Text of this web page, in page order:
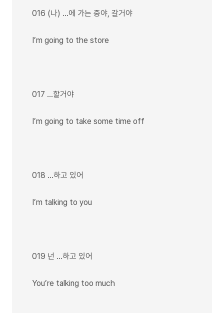
016 (나) …에 가는 중야, 갈거야
I’m going to the store
017 …할거야
I’m going to take some time off
018 …하고 있어
I’m talking to you
019 넌 …하고 있어
You’re talking too much